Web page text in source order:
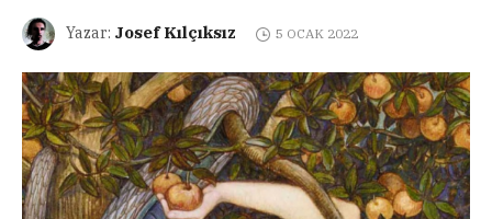
Yazar: Josef Kılçıksız 5 OCAK 2022